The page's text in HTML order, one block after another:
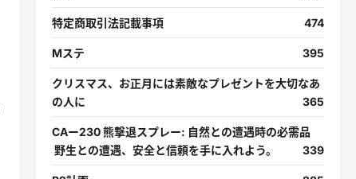
特定商取引法記載事項 474
Mステ 395
クリスマス、お正月には素敵なプレゼントを大切なあ
の人に
365
CAー230 熊撃退スプレー: 自然との遭遇時の必需品
野生との遭遇、安全と信頼を手に入れよう。
339